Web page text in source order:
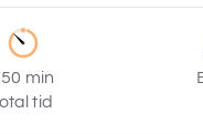
min
tid